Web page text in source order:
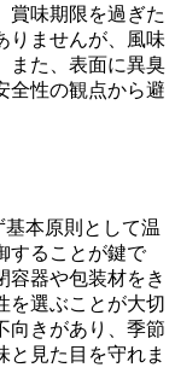
賞味期限を過ぎた
りませんが、風味
また、表面に異臭
全性の観点から避
本原則として温
することが鍵で
容器や包装材をき
を選ぶことが大切
向きがあり、季節
と見た目を守れま